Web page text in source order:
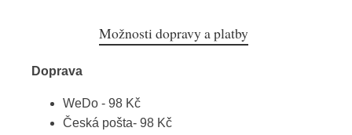
Možnosti dopravy a platby
Doprava
WeDo - 98 Kč
Česká pošta- 98 Kč